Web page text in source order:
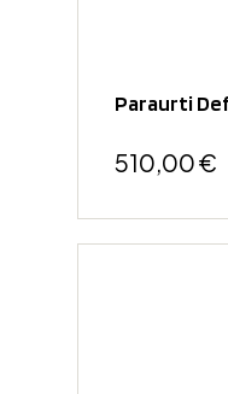
Paraurti
510,00 €